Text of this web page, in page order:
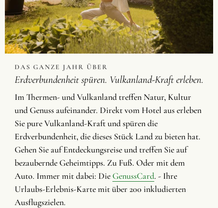
DAS GANZE JAHR ÜBER
Erdverbundenheit spüren. Vulkanland-Kraft erleben.
Im Thermen- und Vulkanland treffen Natur, Kultur
und Genuss aufeinander. Direkt vom Hotel aus erleben
Sie pure Vulkanland-Kraft und spüren die
Erdverbundenheit, die dieses Stück Land zu bieten hat.
Gehen Sie auf Entdeckungsreise und treffen Sie auf
bezaubernde Geheimtipps. Zu Fuß. Oder mit dem
Auto. Immer mit dabei: Die GenussCard. - Ihre
Urlaubs-Erlebnis-Karte mit über 200 inkludierten
Ausflugszielen.